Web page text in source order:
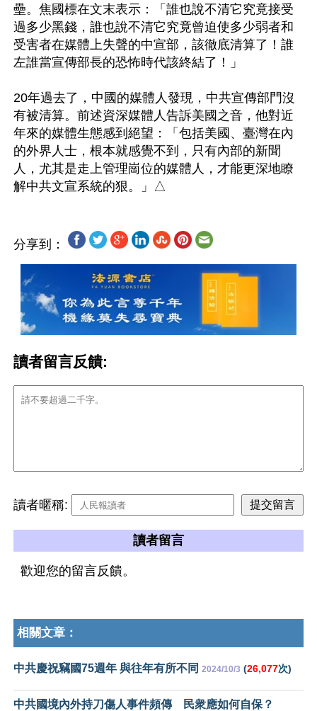
壘。焦國標在文末表示：「誰也說不清它究竟接受
過多少黑錢，誰也說不清它究竟曾迫使多少弱者和
受害者在媒體上失聲的中宣部，該徹底清算了！誰
左誰當宣傳部長的恐怖時代該終結了！」
20年過去了，中國的媒體人發現，中共宣傳部門沒
有被清算。前述資深媒體人告訴美國之音，他對近
年來的媒體生態感到絕望：「包括美國、臺灣在內
的外界人士，根本就感覺不到，只有內部的新聞
人，尤其是走上管理崗位的媒體人，才能更深地瞭
分享到：
讀者留言反饋:
讀者暱稱:
讀者留言
歡迎您的留言反饋。
相關文章：
中共慶祝竊國75週年 與往年有所不同 2024/10/3 (26,077次)
中共國境內外持刀傷人事件頻傳 民衆應如何自保？